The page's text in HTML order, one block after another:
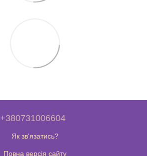
+380731006604
Як зв'язатись?
Повна версія сайту